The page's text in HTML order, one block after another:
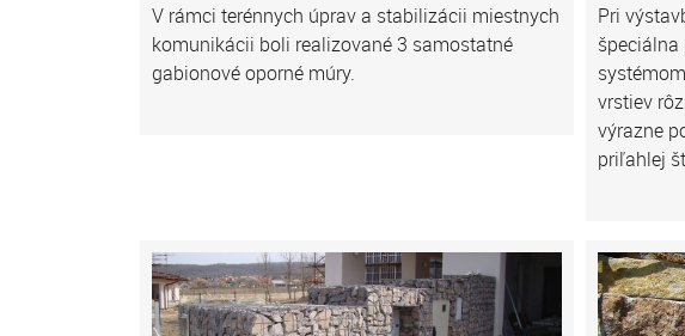
V rámci terénnych úprav a stabilizácii miestnych
komunikácii boli realizované 3 samostatné
gabionové oporné múry.
Pri
vrstiev
výrazne
priľahlej